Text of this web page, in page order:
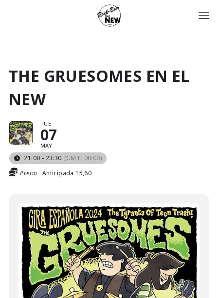
THE GRUESOMES EN EL
NEW
TUE
07
MAY
21:00 - 23:30 (GMT+00:00)
Precio
Anticipada 15,60